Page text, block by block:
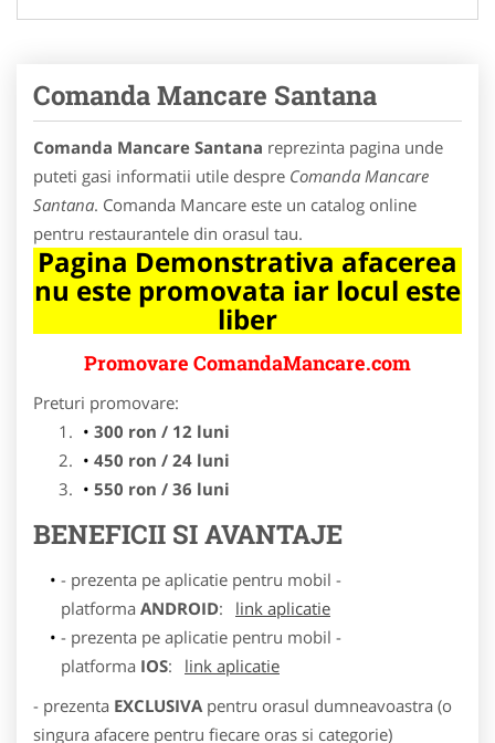
Comanda Mancare Santana
Comanda Mancare Santana reprezinta pagina unde
puteti gasi informatii utile despre Comanda Mancare
Santana. Comanda Mancare este un catalog online
pentru restaurantele din orasul tau.
Pagina Demonstrativa afacerea
nu este promovata iar locul este
liber
Promovare ComandaMancare.com
Preturi promovare:
300 ron / 12 luni
450 ron / 24 luni
550 ron / 36 luni
BENEFICII SI AVANTAJE
- prezenta pe aplicatie pentru mobil -
platforma ANDROID:
link aplicatie
- prezenta pe aplicatie pentru mobil -
platforma IOS:
link aplicatie
- prezenta EXCLUSIVA pentru orasul dumneavoastra (o
singura afacere pentru fiecare oras si categorie)